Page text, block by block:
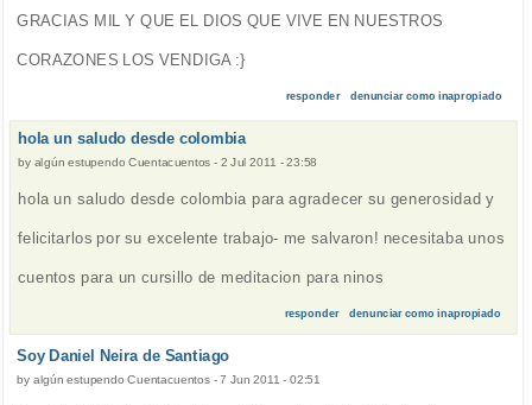
GRACIAS MIL Y QUE EL DIOS QUE VIVE EN NUESTROS
CORAZONES LOS VENDIGA :}
responder denunciar como inapropiado
hola un saludo desde colombia
by algún estupendo Cuentacuentos - 2 Jul 2011 - 23:58
hola un saludo desde colombia para agradecer su generosidad y
felicitarlos por su excelente trabajo- me salvaron! necesitaba unos
cuentos para un cursillo de meditacion para ninos
responder denunciar como inapropiado
Soy Daniel Neira de Santiago
by algún estupendo Cuentacuentos-7 Jun 2011 - 02:51